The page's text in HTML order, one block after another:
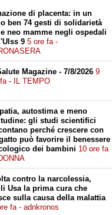
di placenta: in un
ben 74 gesti di solidarietà
neo mamme negli ospedali
9 5 ore fa -
Magazine - 7/8/2026 9
- IL TEMPO
autostima e meno
gli studi scientifici
perché crescere con
può favorire il benessere
dei bambini 10 ore fa
contro la narcolessia,
Usa la prima cura che
sulla causa della malattia
fa - adnkronos